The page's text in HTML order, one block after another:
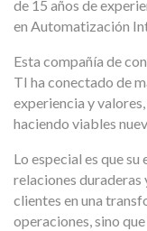
de 15 años de
en Automatización
Esta compañía de
TI ha conectado de
experiencia y
haciendo viables
Lo especial es que
relaciones duraderas
clientes en una
operaciones, sino